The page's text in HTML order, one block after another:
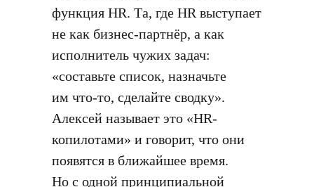
функция HR. Та, где HR выступает
не как бизнес-партнёр, а как
исполнитель чужих задач:
«составьте список, назначьте
им что-то, сделайте сводку».
Алексей называет это «HR-
копилотами» и говорит, что они
появятся в ближайшее время.
Но с одной принципиальной